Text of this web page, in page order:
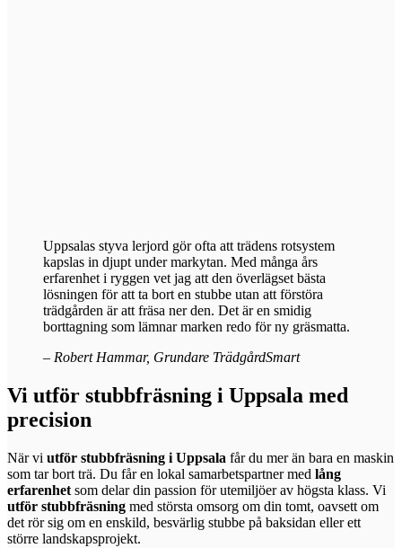
Uppsalas styva lerjord gör ofta att trädens rotsystem
kapslas in djupt under markytan. Med många års
erfarenhet i ryggen vet jag att den överlägset bästa
lösningen för att ta bort en stubbe utan att förstöra
trädgården är att fräsa ner den. Det är en smidig
borttagning som lämnar marken redo för ny gräsmatta.
– Robert Hammar, Grundare TrädgårdSmart
Vi utför stubbfräsning i Uppsala med
precision
När vi utför stubbfräsning i Uppsala får du mer än bara en maskin
som tar bort trä. Du får en lokal samarbetspartner med lång
erfarenhet som delar din passion för utemiljöer av högsta klass. Vi
utför stubbfräsning med största omsorg om din tomt, oavsett om
det rör sig om en enskild, besvärlig stubbe på baksidan eller ett
större landskapsprojekt.